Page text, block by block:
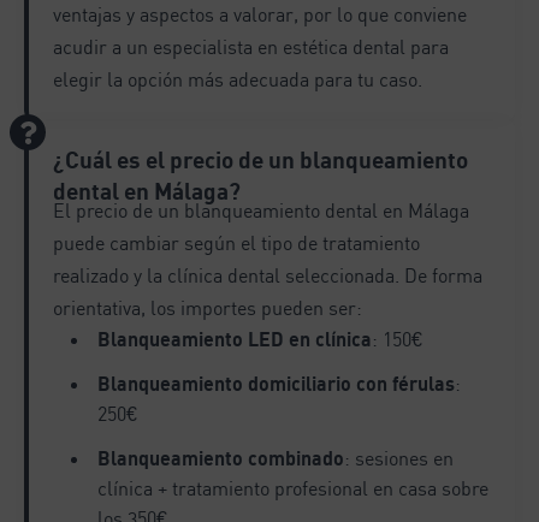
ventajas y aspectos a valorar, por lo que conviene
acudir a un especialista en estética dental para
elegir la opción más adecuada para tu caso.
¿Cuál es el precio de un blanqueamiento
dental en Málaga?
El precio de un blanqueamiento dental en Málaga
puede cambiar según el tipo de tratamiento
realizado y la clínica dental seleccionada. De forma
orientativa, los importes pueden ser:
Blanqueamiento LED en clínica: 150€
Blanqueamiento domiciliario con férulas:
250€
Blanqueamiento combinado: sesiones en
clínica + tratamiento profesional en casa sobre